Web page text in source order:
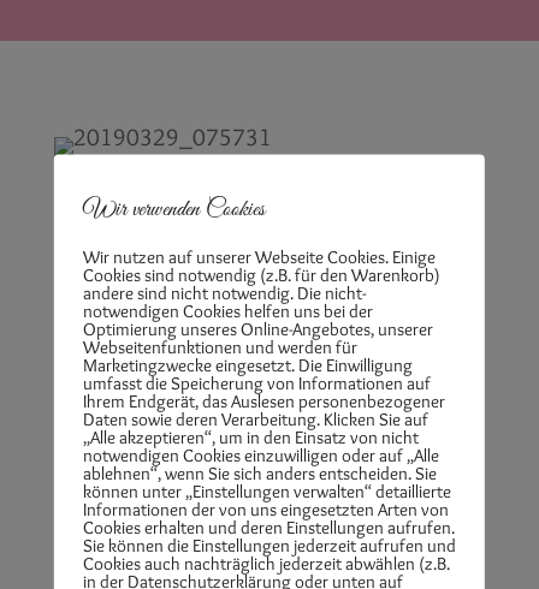
Der Behandlungsraum ...
ist ca. 15 qm groß,
hat eine Fußbodenheizung und einen
Heizkörper,
verfügt über ein Waschbecken
beinhaltet eine elektrisch
höhenverstellbare und beheizbare
Wir verwenden Cookies
Wir nutzen auf unserer Webseite Cookies. Einige
Cookies sind notwendig (z.B. für den Warenkorb)
andere sind nicht notwendig. Die nicht-
notwendigen Cookies helfen uns bei der
Optimierung unseres Online-Angebotes, unserer
Webseitenfunktionen und werden für
Marketingzwecke eingesetzt. Die Einwilligung
umfasst die Speicherung von Informationen auf
Ihrem Endgerät, das Auslesen personenbezogener
Daten sowie deren Verarbeitung. Klicken Sie auf
„Alle akzeptieren“, um in den Einsatz von nicht
notwendigen Cookies einzuwilligen oder auf „Alle
ablehnen“, wenn Sie sich anders entscheiden. Sie
können unter „Einstellungen verwalten“ detaillierte
Informationen der von uns eingesetzten Arten von
Cookies erhalten und deren Einstellungen aufrufen.
Sie können die Einstellungen jederzeit aufrufen und
Cookies auch nachträglich jederzeit abwählen (z.B.
in der Datenschutzerklärung oder unten auf